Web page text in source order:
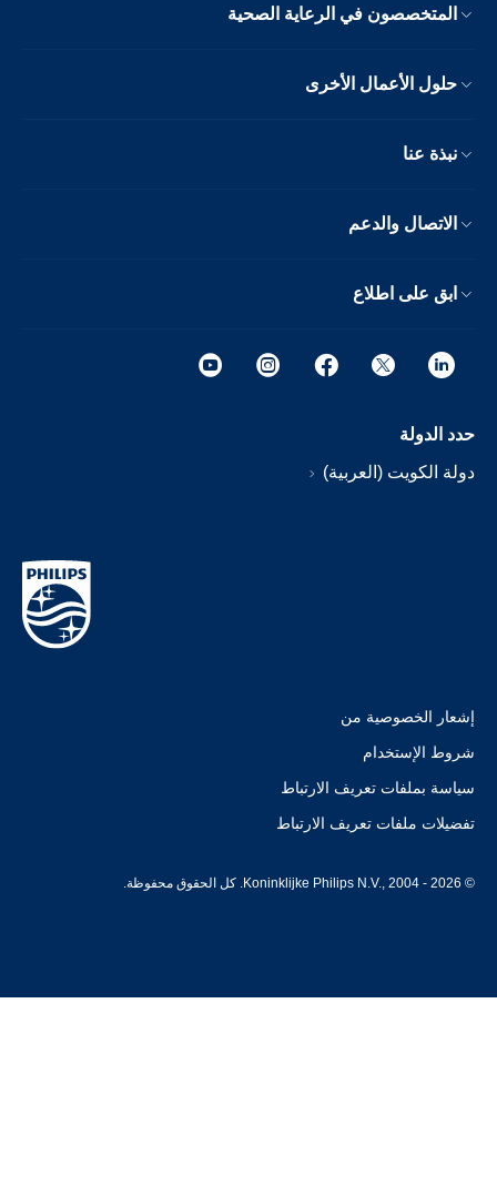
المتخصصون في الرعاية الصحية
حلول الأعمال الأخرى
نبذة عنا
الاتصال والدعم
ابق على اطلاع
حدد الدولة
دولة الكويت (العربية)
إشعار الخصوصية من
شروط الإستخدام
سياسة بملفات تعريف الارتباط
تفضيلات ملفات تعريف الارتباط
© Koninklijke Philips N.V., 2004 - 2026. كل الحقوق محفوظة.